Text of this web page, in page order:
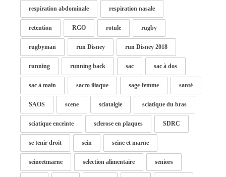
respiration abdominale respiration nasale
retention RGO rotule rugby
rugbyman run Disney run Disney 2018
running running back sac sac à dos
sac à main sacro iliaque sage-femme santé
SAOS scene sciatalgie sciatique du bras
sciatique enceinte sclerose en plaques SDRC
se tenir droit sein seine et marne
seineetmarne selection alimentaire seniors